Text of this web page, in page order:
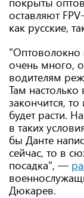
оставляют
как русские,
"Оптоволокно
очень много,
водителям
Там
закончится,
будет расти.
в таких
бы Данте
сейчас, то в
посадка", —
Дюкарев.